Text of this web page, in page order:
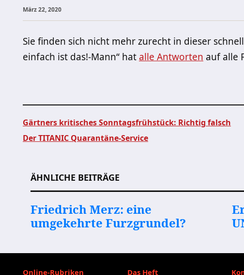
März 22, 2020
Sie finden sich nicht mehr zurecht in dieser
einfach ist das!-Mann“ hat alle Antworten auf alle
Gärtners kritisches Sonntagsfrühstück: Richtig falsch
Der TITANIC Quarantäne-Service
ÄHNLICHE BEITRÄGE
Friedrich Merz: eine
umgekehrte Furzgrundel?
Online-Rubriken Das Heft